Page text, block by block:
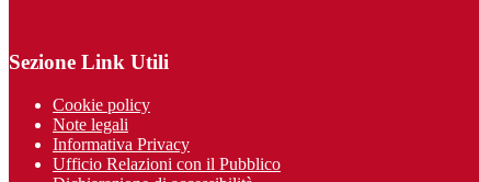
Sezione Link Utili
Cookie policy
Note legali
Informativa Privacy
Ufficio Relazioni con il Pubblico